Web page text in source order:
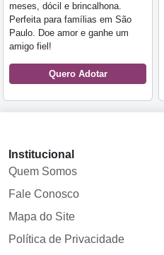
meses, dócil e brincalhona.
Perfeita para famílias em São
Paulo. Doe amor e ganhe um
amigo fiel!
Quero Adotar
Institucional
Quem Somos
Fale Conosco
Mapa do Site
Política de Privacidade